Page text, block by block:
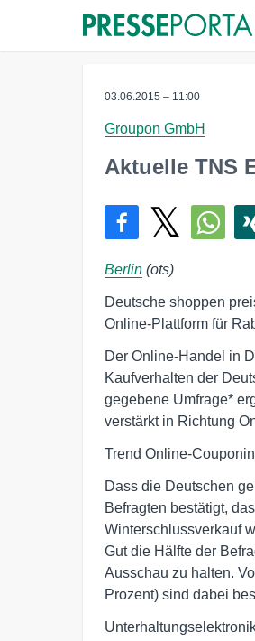
03.06.2015 – 11:00
Groupon GmbH
Aktuelle TNS
Berlin (ots)
Deutsche shoppen
Online-Plattform für
Der Online-Handel in
Kaufverhalten der
gegebene Umfrage*
verstärkt in Richtung
Trend Online-
Dass die Deutschen
Befragten bestätigt,
Winterschlussverkauf
Gut die Hälfte der
Ausschau zu halten.
Prozent) sind dabei